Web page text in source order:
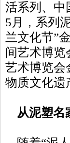
活系列、中
5月，系列
兰文化节”
间艺术博览
艺术博览会
物质文化遗
从泥塑名